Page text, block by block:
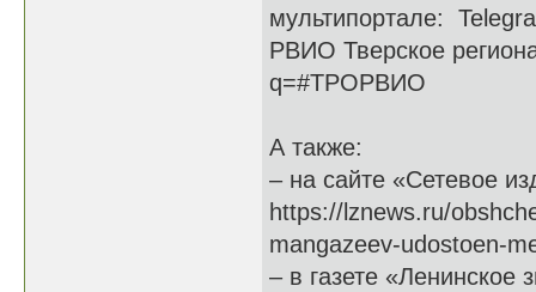
мультипортале:
РВИО Тверское
q=#ТРОРВИО
А также:
– на сайте «Сетевое
https://lznews.ru/
mangazeev-udostoen-
– в газете «Ленинское